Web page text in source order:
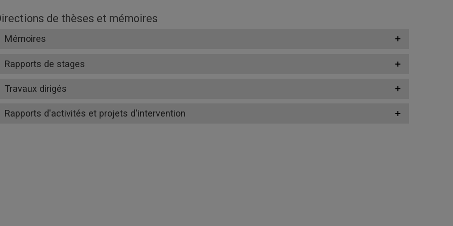
de thèses et mémoires
Mémoires
Rapports de stages
Travaux dirigés
Rapports d'activités et projets d'intervention